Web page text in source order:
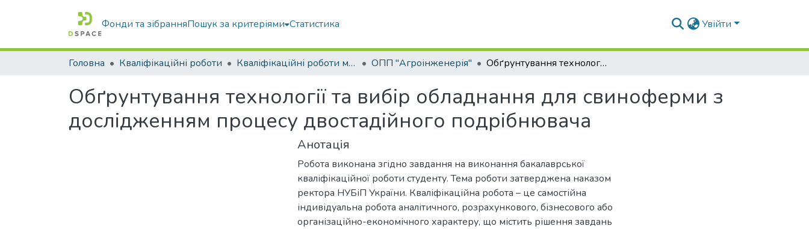
Фонди та зібранняПошук за критеріями Статистика Увійти
Головна Кваліфікаційні роботи Кваліфікаційні роботи магістрів ОПП "Агроінженерія" Обґрунтування технології та вибір обладнання для свиноферми з дослідженням процесу двостадійного подрібнювача
Обґрунтування технології та вибір обладнання для свиноферми з
дослідженням процесу двостадійного подрібнювача
Анотація
Робота виконана згідно завдання на виконання бакалаврської
кваліфікаційної роботи студенту. Тема роботи затверджена наказом
ректора НУБіП України. Кваліфікаційна робота – це самостійна
індивідуальна робота аналітичного, розрахункового, бізнесового або
організаційно-економічного характеру, що містить рішення завдань